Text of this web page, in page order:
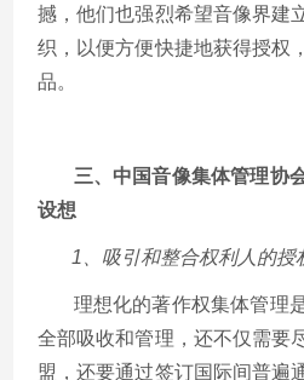
撼，他们也强烈希望音像界建
织，以便方便快捷地获得授权
品。
三、中国音像集体管理协
设想
1、吸引和整合权利人的授
理想化的著作权集体管理是
全部吸收和管理，还不仅需要
盟，还要通过签订国际间普遍